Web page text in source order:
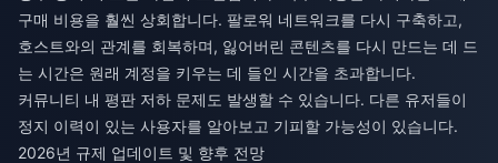
구매 비용을 훨씬 상회합니다. 팔로워 네트워크를 다시 구축하고,
호스트와의 관계를 회복하며, 잃어버린 콘텐츠를 다시 만드는 데 드
는 시간은 원래 계정을 키우는 데 들인 시간을 초과합니다.
커뮤니티 내 평판 저하 문제도 발생할 수 있습니다. 다른 유저들이
정지 이력이 있는 사용자를 알아보고 기피할 가능성이 있습니다.
2026년 규제 업데이트 및 향후 전망